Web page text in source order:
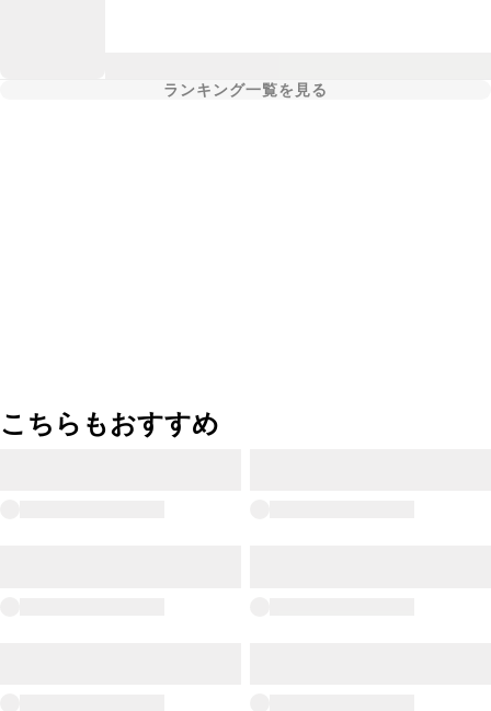
ランキング一覧を見る
こちらもおすすめ